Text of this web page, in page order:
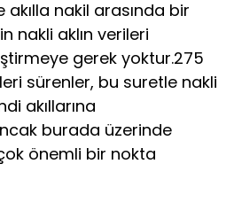
nakil arasında bir
nakli aklın verileri
gerek yoktur.275
sürenler, bu suretle nakli
akıllarına
burada üzerinde
önemli bir nokta